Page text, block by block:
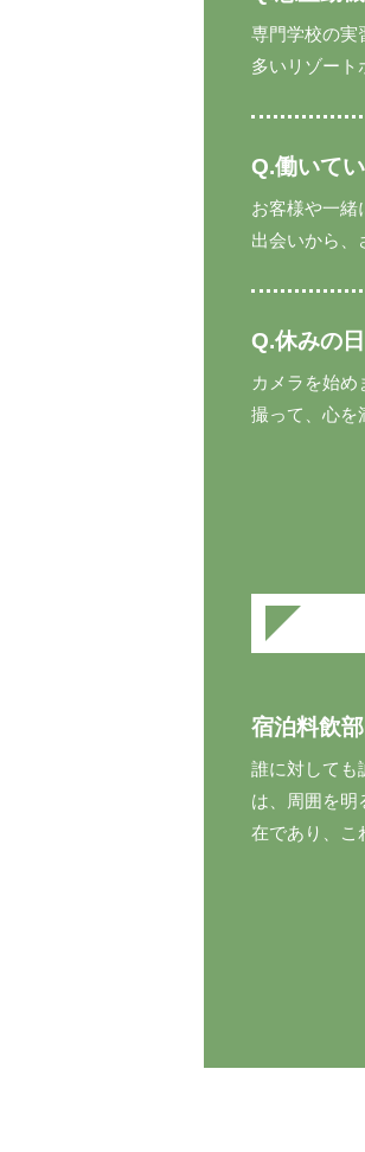
専門学校の実
多いリゾート
Q.働いて
お客様や一緒
出会いから、
Q.休みの
カメラを始
撮って、心を
宿泊料飲
誰に対しても
は、周囲を明
在であり、こ